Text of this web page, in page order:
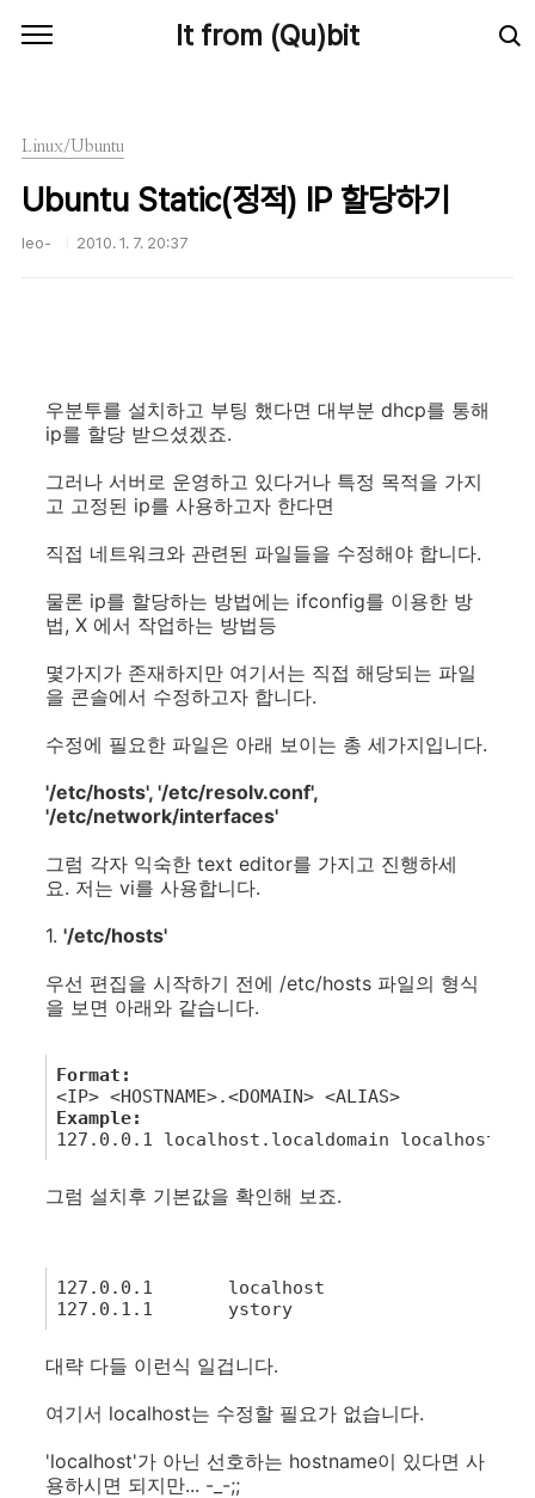
It from (Qu)bit
Linux/Ubuntu
Ubuntu Static(정적) IP 할당하기
leo- 2010. 1. 7. 20:37
우분투를 설치하고 부팅 했다면 대부분 dhcp를 통해
ip를 할당 받으셨겠죠.
그러나 서버로 운영하고 있다거나 특정 목적을 가지
고 고정된 ip를 사용하고자 한다면
직접 네트워크와 관련된 파일들을 수정해야 합니다.
물론 ip를 할당하는 방법에는 ifconfig를 이용한 방
법, X 에서 작업하는 방법등
몇가지가 존재하지만 여기서는 직접 해당되는 파일
을 콘솔에서 수정하고자 합니다.
수정에 필요한 파일은 아래 보이는 총 세가지입니다.
'/etc/hosts', '/etc/resolv.conf',
'/etc/network/interfaces'
그럼 각자 익숙한 text editor를 가지고 진행하세
요. 저는 vi를 사용합니다.
1. '/etc/hosts'
우선 편집을 시작하기 전에 /etc/hosts 파일의 형식
을 보면 아래와 같습니다.
1
2
3
4
Format:
<IP> <HOSTNAME>.<DOMAIN> <ALIAS>
Example:
127.0.0.1
localhost . localdomain localhost
그럼 설치후 기본값을 확인해 보죠.
1
2
127.0.0.1
localhost
127.0.1.1
ystory
대략 다들 이런식 일겁니다.
여기서 localhost는 수정할 필요가 없습니다.
'localhost'가 아닌 선호하는 hostname이 있다면 사
용하시면 되지만... -_-;;